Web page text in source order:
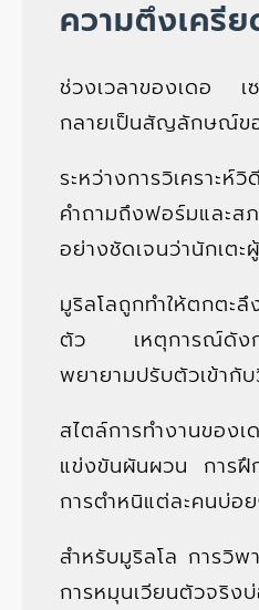
ความตึงเครี
ช่วงเวลาของเดอ เ
กลายเป็นสัญลักษณ์ข
ระหว่างการวิเคราะ
คำถามถึงฟอร์มและส
อย่างชัดเจนว่านักเตะ
มูริลโลถูกทำให้ตกตะ
ตัว เหตุการณ์ดังกล่า
พยายามปรับตัวเข้ากั
สไตล์การทำงานขอ
แข่งขันผันผวน การฝึ
การตำหนิแต่ละคนบ่อ
สำหรับมูริลโล การวิ
การหมุนเวียนตัวจริง